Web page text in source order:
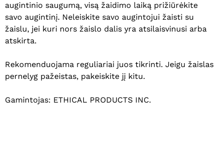
Krepšelyje nėra produktų.
Eiti Į Parduotuvę
augintinio saugumą, visą žaidimo laiką prižiūrėkite
savo augintinį. Neleiskite savo augintojui žaisti su
žaislu, jei kuri nors žaislo dalis yra atsilaisvinusi arba
atskirta.
Rekomenduojama reguliariai juos tikrinti. Jeigu žaislas
pernelyg pažeistas, pakeiskite jį kitu.
Gamintojas: ETHICAL PRODUCTS INC.